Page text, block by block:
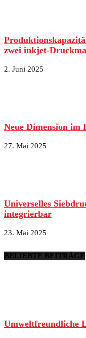
zwei inkjet-
2. Juni 2025
Neue Dimension im
27. Mai 2025
Universelles
integrierbar
23. Mai 2025
BELIEBTE BEITRÄGE
Umweltfreundliche